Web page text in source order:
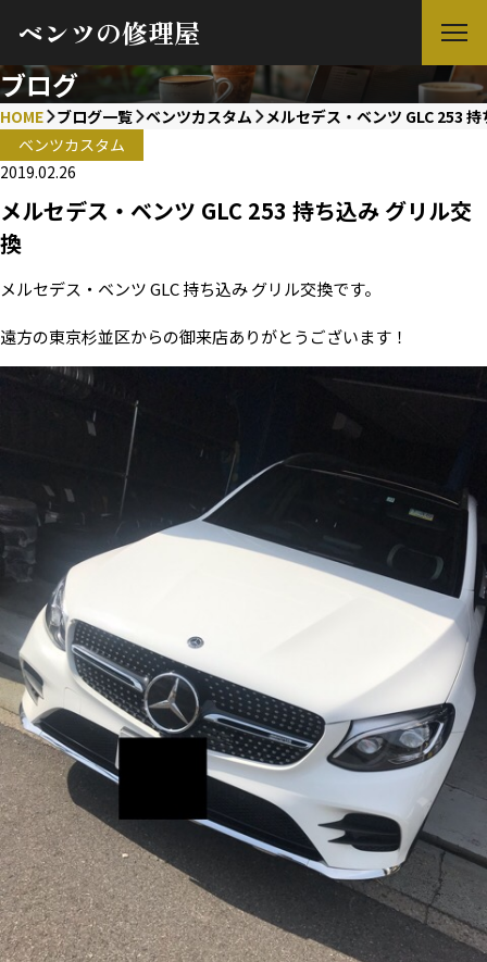
ベンツの修理屋
ブログ
HOME ブログ一覧 ベンツカスタム
メルセデス・ベンツ GLC 253
ベンツカスタム
2019.02.26
メルセデス・ベンツ GLC 253 持ち込み グリル交
換
メルセデス・ベンツ GLC 持ち込み グリル交換です。
遠方の東京杉並区からの御来店ありがとうございます！